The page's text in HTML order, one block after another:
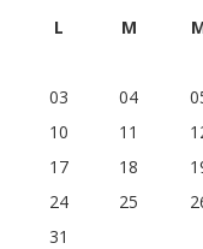
L M
03
04
10
11
17
18
24
25
31